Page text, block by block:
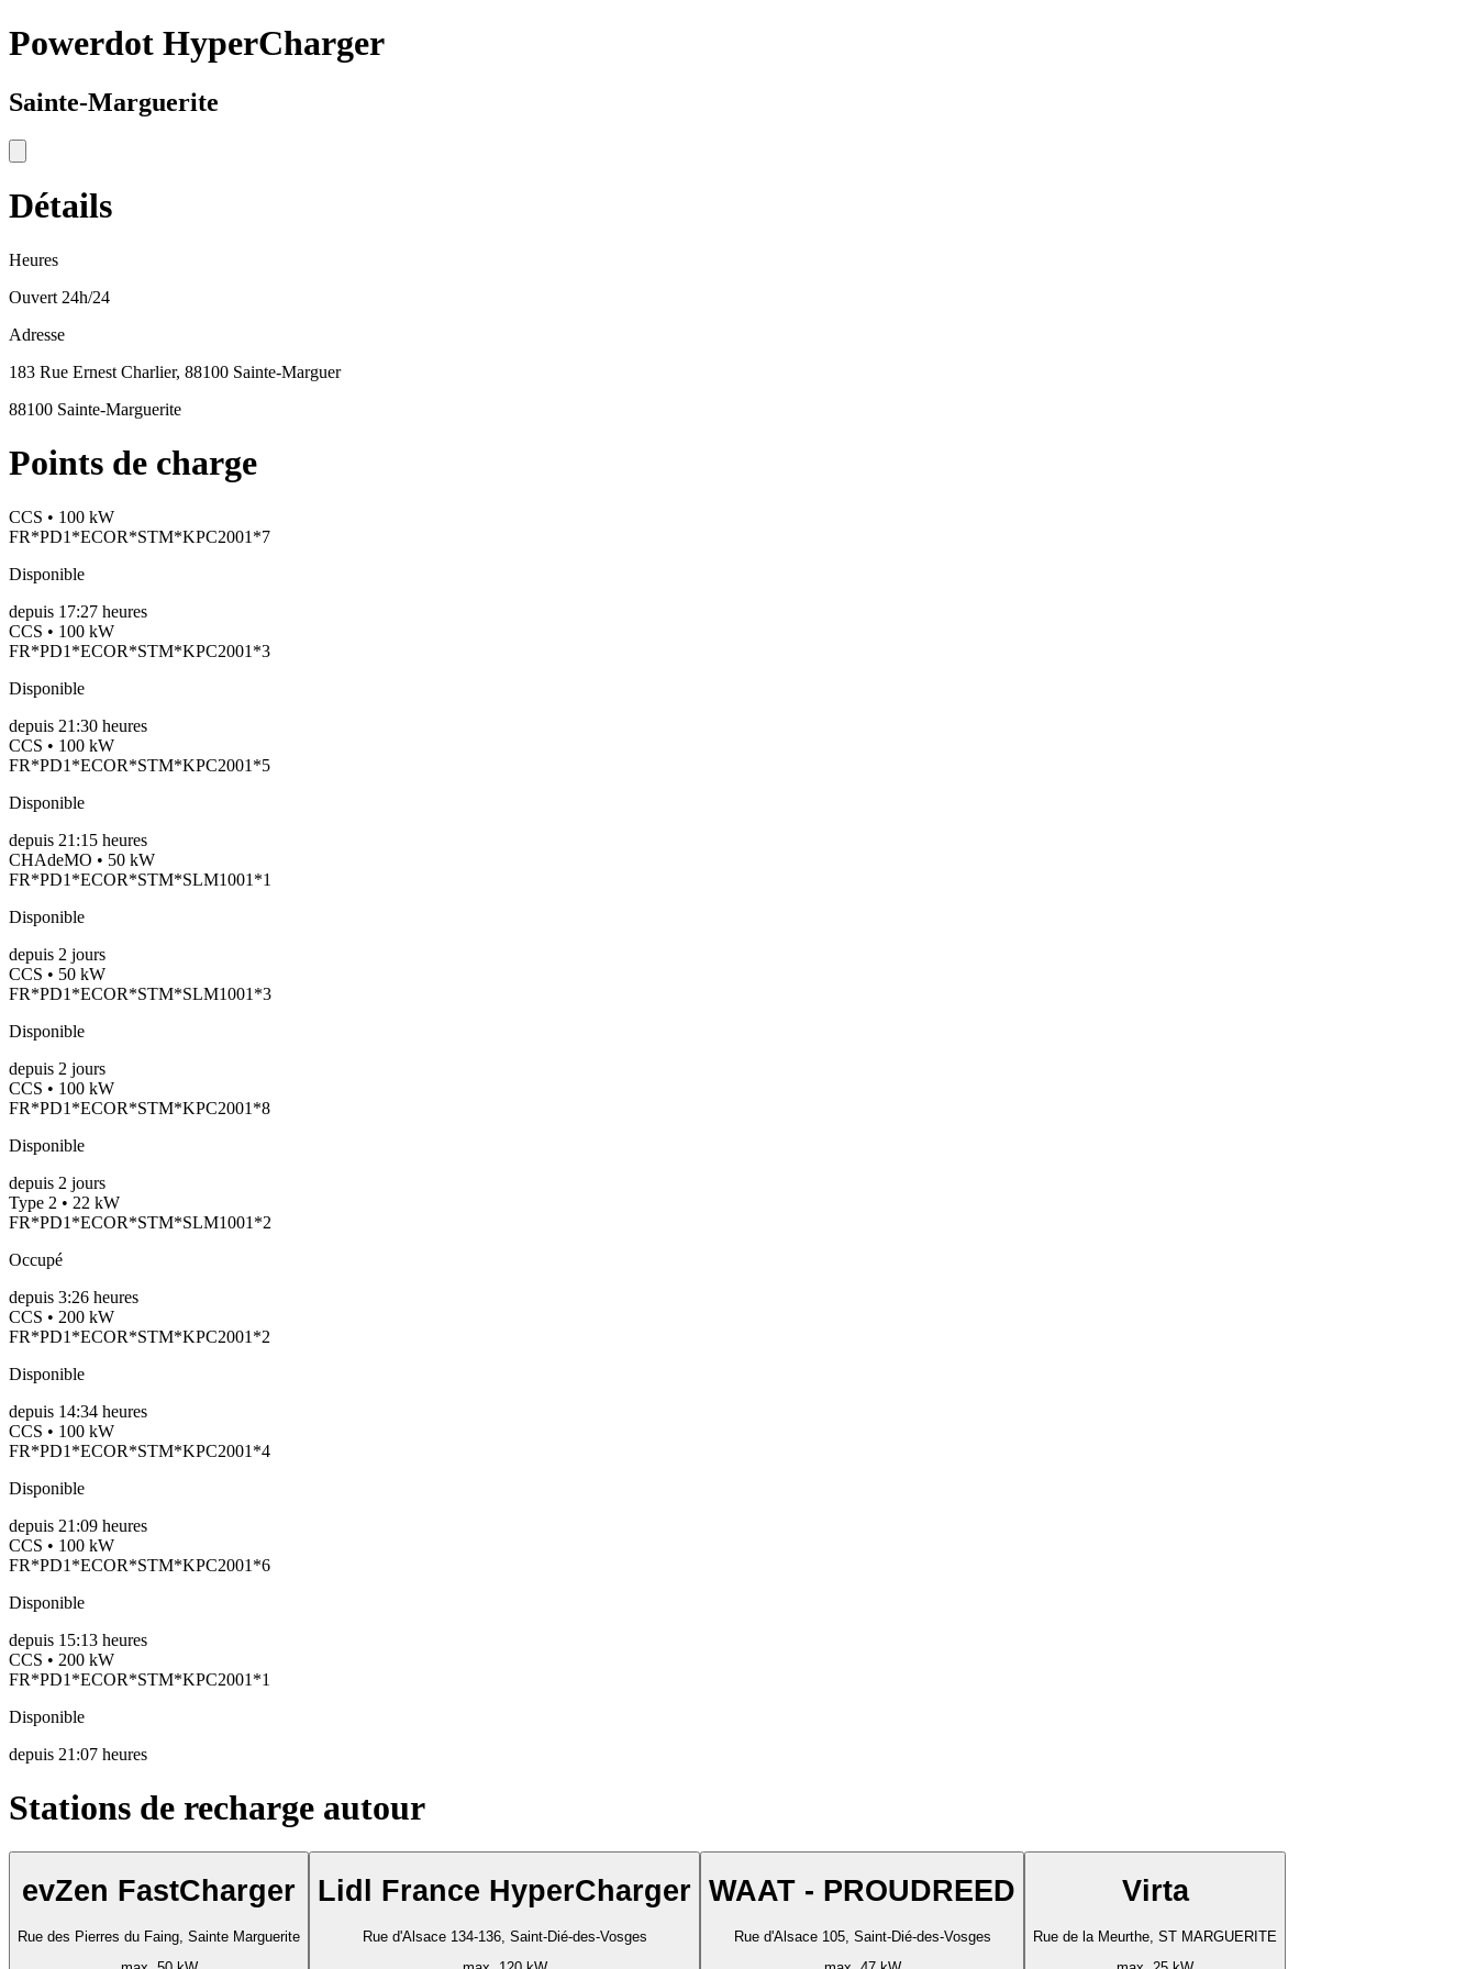
Powerdot HyperCharger
Sainte-Marguerite
Détails
Heures
Ouvert 24h/24
Adresse
183 Rue Ernest Charlier, 88100 Sainte-Marguer
88100 Sainte-Marguerite
Points de charge
CCS • 100 kW
FR*PD1*ECOR*STM*KPC2001*7
Disponible
depuis 17:27 heures
CCS • 100 kW
FR*PD1*ECOR*STM*KPC2001*3
Disponible
depuis 21:30 heures
CCS • 100 kW
FR*PD1*ECOR*STM*KPC2001*5
Disponible
depuis 21:15 heures
CHAdeMO • 50 kW
FR*PD1*ECOR*STM*SLM1001*1
Disponible
depuis 2 jours
CCS • 50 kW
FR*PD1*ECOR*STM*SLM1001*3
Disponible
depuis 2 jours
CCS • 100 kW
FR*PD1*ECOR*STM*KPC2001*8
Disponible
depuis 2 jours
Type 2 • 22 kW
FR*PD1*ECOR*STM*SLM1001*2
Occupé
depuis 3:26 heures
CCS • 200 kW
FR*PD1*ECOR*STM*KPC2001*2
Disponible
depuis 14:34 heures
CCS • 100 kW
FR*PD1*ECOR*STM*KPC2001*4
Disponible
depuis 21:09 heures
CCS • 100 kW
FR*PD1*ECOR*STM*KPC2001*6
Disponible
depuis 15:13 heures
CCS • 200 kW
FR*PD1*ECOR*STM*KPC2001*1
Disponible
depuis 21:07 heures
Stations de recharge autour
evZen FastCharger
Rue des Pierres du Faing, Sainte Marguerite
Lidl France HyperCharger
Rue d'Alsace 134-136, Saint-Dié-des-Vosges
WAAT - PROUDREED
Rue d'Alsace 105, Saint-Dié-des-Vosges
Virta
Rue de la Meurthe, ST MARGUERITE